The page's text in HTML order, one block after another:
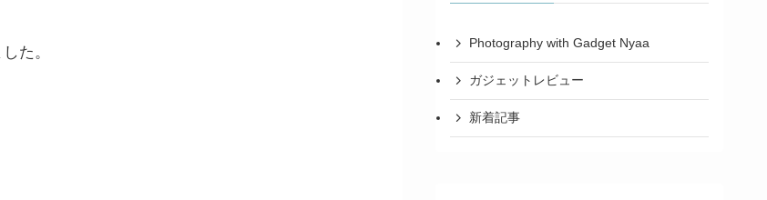
た。
Photography with Gadget Nyaa
ガジェットレビュー
新着記事